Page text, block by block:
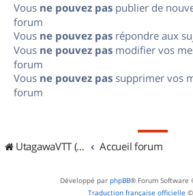
Vous ne pouvez pas publier de
forum
Vous ne pouvez pas répondre aux
Vous ne pouvez pas modifier vos
forum
Vous ne pouvez pas supprimer vos
forum
UtagawaVTT (Randos VTT et VTTAE avec traces GPS) Accueil forum
Développé par phpBB® Forum Software
Traduction française officielle ©